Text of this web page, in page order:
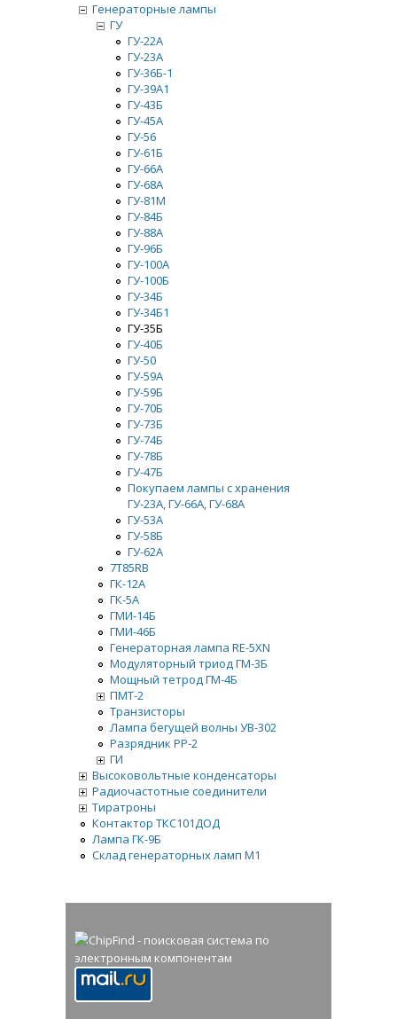
Генераторные лампы
ГУ
ГУ-22А
ГУ-23А
ГУ-36Б-1
ГУ-39А1
ГУ-43Б
ГУ-45А
ГУ-56
ГУ-61Б
ГУ-66A
ГУ-68А
ГУ-81М
ГУ-84Б
ГУ-88А
ГУ-96Б
ГУ-100А
ГУ-100Б
ГУ-34Б
ГУ-34Б1
ГУ-35Б
ГУ-40Б
ГУ-50
ГУ-59А
ГУ-59Б
ГУ-70Б
ГУ-73Б
ГУ-74Б
ГУ-78Б
ГУ-47Б
Покупаем лампы с хранения
ГУ-23А, ГУ-66А, ГУ-68А
ГУ-53А
ГУ-58Б
ГУ-62А
7Т85RB
ГК-12А
ГК-5А
ГМИ-14Б
ГМИ-46Б
Генераторная лампа RE-5XN
Модуляторный триод ГМ-3Б
Мощный тетрод ГМ-4Б
ПМТ-2
Транзисторы
Лампа бегущей волны УВ-302
Разрядник РР-2
ГИ
Высоковольтные конденсаторы
Радиочастотные соединители
Тиратроны
Контактор ТКС101ДОД
Лампа ГК-9Б
Склад генераторных ламп М1